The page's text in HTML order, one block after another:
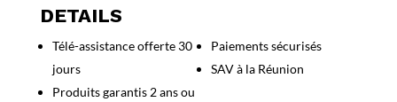
wide
ACER
Vero
B277Eb
DETAILS
Télé-assistance offerte 30
jours
Produits garantis 2 ans ou
Paiements sécurisés
SAV à la Réunion